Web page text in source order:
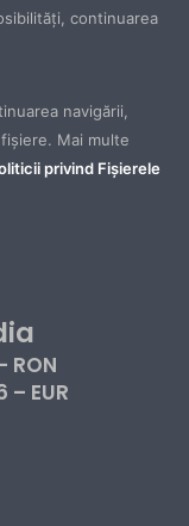
continuarea
navigării,
Mai multe
privind Fișierele
RON
– EUR